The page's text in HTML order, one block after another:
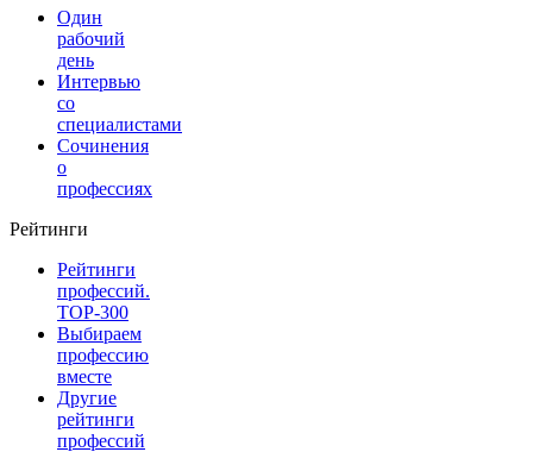
Один
рабочий
день
Интервью
со
специалистами
Сочинения
о
профессиях
Рейтинги
Рейтинги
профессий.
TOP-300
Выбираем
профессию
вместе
Другие
рейтинги
профессий